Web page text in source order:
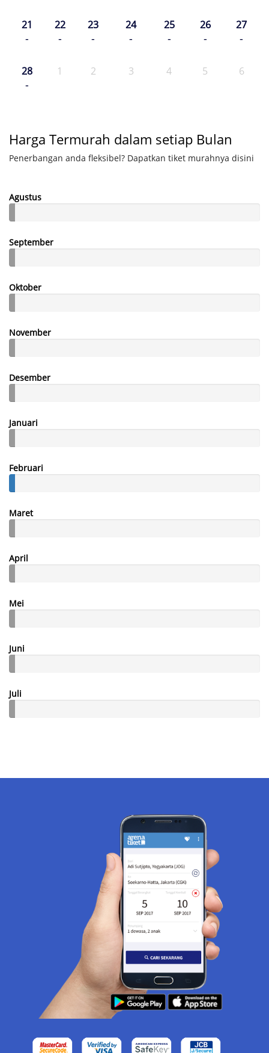
21
-
22
-
23
-
24
-
25
-
26
-
27
-
28
-
1 2 3 4 5 6
Harga Termurah dalam setiap Bulan
Penerbangan anda fleksibel? Dapatkan tiket murahnya disini
Agustus
September
Oktober
November
Desember
Januari
Februari
Maret
April
Mei
Juni
Juli